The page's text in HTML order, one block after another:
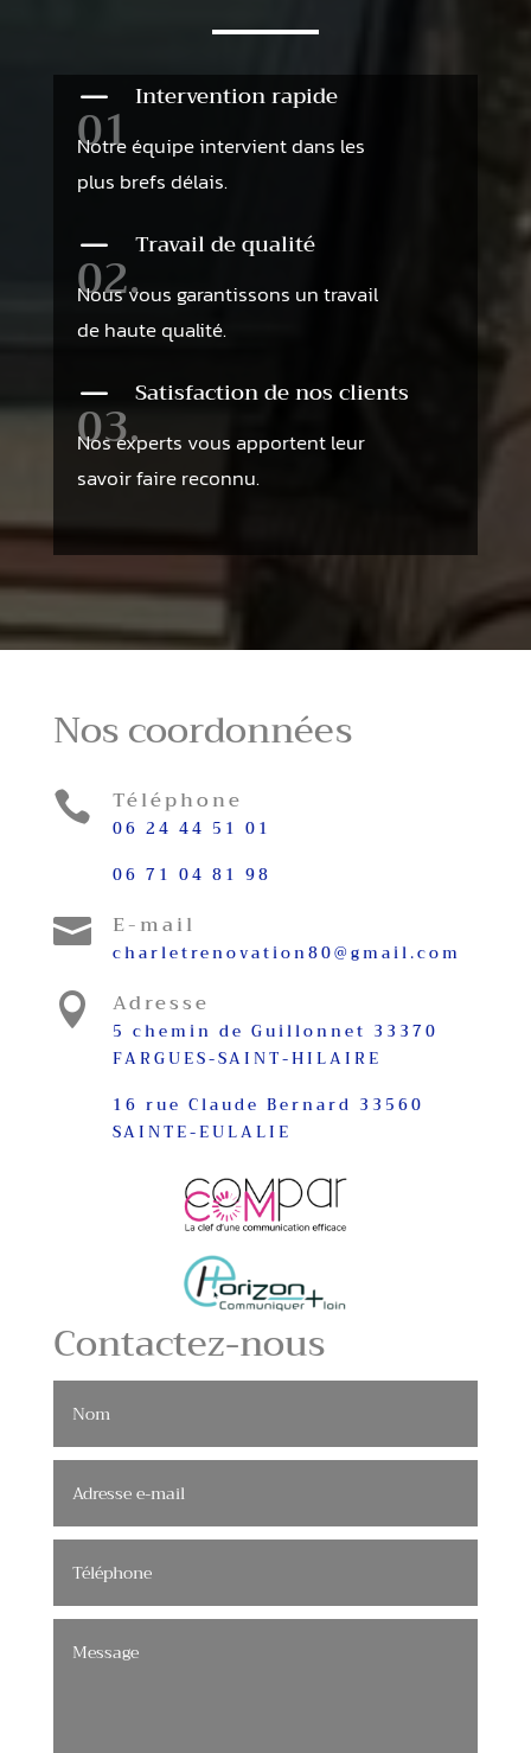
01
K Intervention rapide
Notre équipe intervient dans les
plus brefs délais.
02.
K Travail de qualité
Nous vous garantissons un travail
de haute qualité.
03.
K Satisfaction de nos clients
Nos experts vous apportent leur
savoir faire reconnu.
Nos coordonnées
 Téléphone
06 24 44 51 01
06 71 04 81 98
 E-mail
charletrenovation80@gmail.com
 Adresse
5 chemin de Guillonnet 33370
FARGUES-SAINT-HILAIRE
16 rue Claude Bernard 33560
SAINTE-EULALIE
Contactez-nous